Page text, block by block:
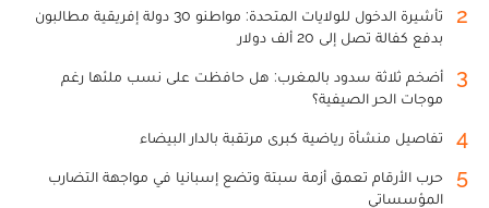
2
تأشيرة الدخول للولايات المتحدة: مواطنو 30 دولة إفريقية مطالبون
بدفع كفالة تصل إلى 20 ألف دولار
3
أضخم ثلاثة سدود بالمغرب: هل حافظت على نسب ملئها رغم
موجات الحر الصيفية؟
4 تفاصيل منشأة رياضية كبرى مرتقبة بالدار البيضاء
5
حرب الأرقام تعمق أزمة سبتة وتضع إسبانيا في مواجهة التضارب
المؤسساتي